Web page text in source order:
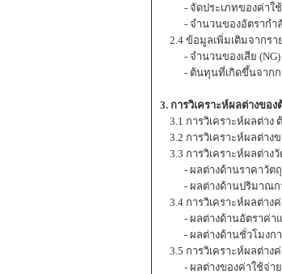
- จัดประเภทของค่าใช้
- จำนวนของอัตรากำลั
2.4 ข้อมูลเพิ่มเติมจากรา
- จำนวนของเสีย (NG)
- ต้นทุนที่เกิดขึ้นจากกา
3. การวิเคราะห์ผลต่างขอ
3.1 การวิเคราะห์ผลต่า
3.2 การวิเคราะห์ผลต่า
3.3 การวิเคราะห์ผลต่างวั
- ผลต่างด้านราคาวัต
- ผลต่างด้านปริมาณก
3.4 การวิเคราะห์ผลต่างค่
- ผลต่างด้านอัตราค่าแ
- ผลต่างด้านชั่วโมงกา
3.5 การวิเคราะห์ผลต่าง
- ผลต่างของค่าใช้จ่าย